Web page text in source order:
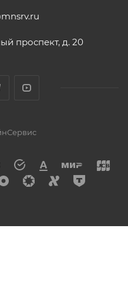
проспект, д. 20